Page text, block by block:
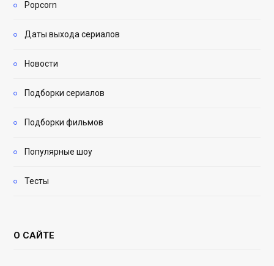
Popcorn
Даты выхода сериалов
Новости
Подборки сериалов
Подборки фильмов
Популярные шоу
Тесты
О САЙТЕ